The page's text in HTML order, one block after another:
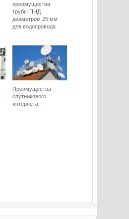
преимущества
трубы ПНД
диаметром 25 мм
для водопровода
Преимущества
спутникового
интернета